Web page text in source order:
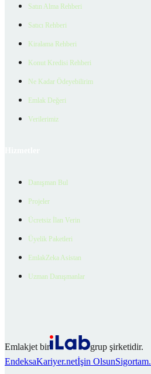
Satın Alma Rehberi
Satıcı Rehberi
Kiralama Rehberi
Konut Kredisi Rehberi
Ne Kadar Ödeyebilirim
Emlak Değeri
Verilerimiz
Danışman Bul
Projeler
Ücretsiz İlan Verin
Üyelik Paketleri
EmlakZeka Asistan
Uzman Danışmanlar
Emlakjet bir
grup şirketidir.
EndeksaKariyer.netİşin Olsun